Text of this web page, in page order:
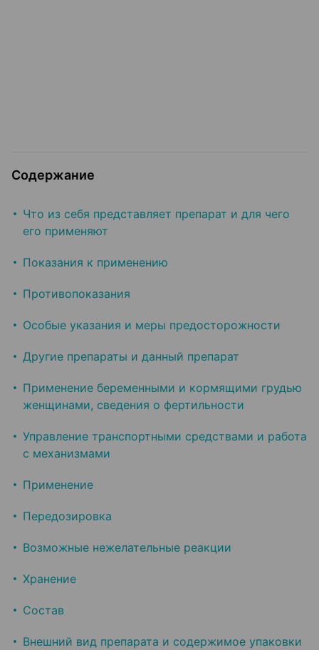
Содержание
Что из себя представляет препарат и для чего
его применяют
Показания к применению
Противопоказания
Особые указания и меры предосторожности
Другие препараты и данный препарат
Применение беременными и кормящими грудью
женщинами, сведения о фертильности
Управление транспортными средствами и работа
с механизмами
Применение
Передозировка
Возможные нежелательные реакции
Хранение
Состав
Внешний вид препарата и содержимое упаковки